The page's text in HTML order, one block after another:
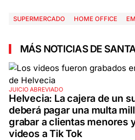
SUPERMERCADO HOME OFFICE
MÁS NOTICIAS DE
JUICIO ABREVIADO
Helvecia: La cajera de un
deberá pagar una multa
grabar a clientas menores
videos a Tik Tok